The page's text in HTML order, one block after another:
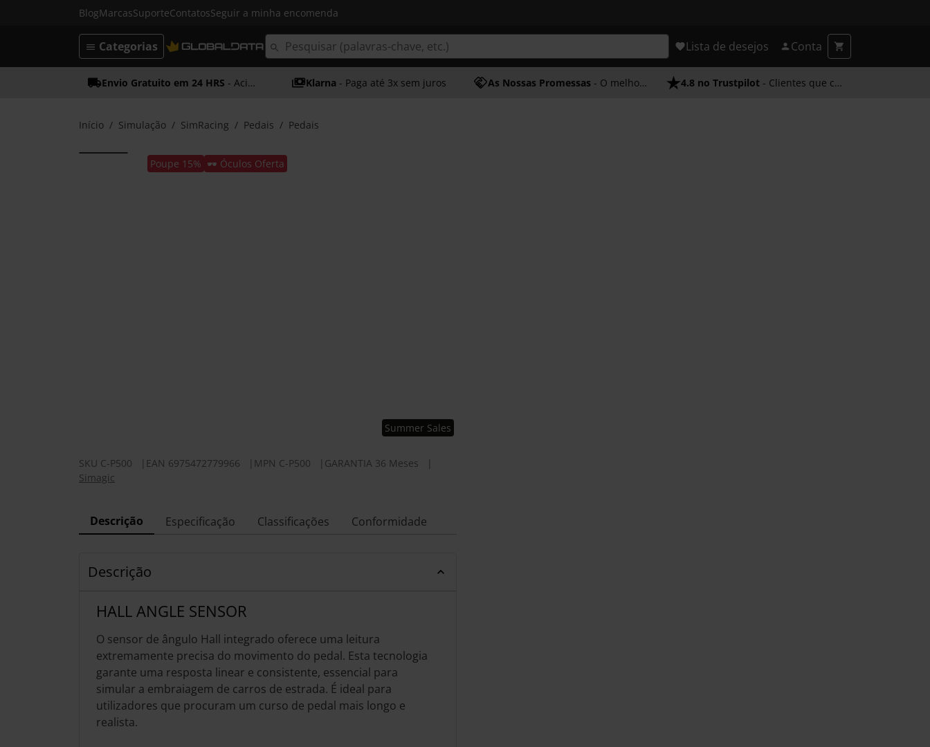
BlogMarcasSuporteContatosSeguir a minha encomenda
Lista de desejos Conta
Categorias
Envio Gratuito em 24 HRS - Acima dos 50€ Klarna - Paga até 3x sem juros As Nossas Promessas - O melhor atendimento 4.8 no Trustpilot - Clientes que confiam em nós
Início Simulação SimRacing Pedais Pedais
Poupe 15% 🕶️ Óculos Oferta
Summer Sales
SKU C-P500 EAN 6975472779966 MPN C-P500 GARANTIA 36 Meses
Simagic
Descrição Especificação Classificações Conformidade
Descrição
HALL ANGLE SENSOR
O sensor de ângulo Hall integrado oferece uma leitura
extremamente precisa do movimento do pedal. Esta tecnologia
garante uma resposta linear e consistente, essencial para
simular a embraiagem de carros de estrada. É ideal para
utilizadores que procuram um curso de pedal mais longo e
realista.